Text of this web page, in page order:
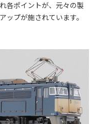
各ポイントが、元々の製
ップが施されています。